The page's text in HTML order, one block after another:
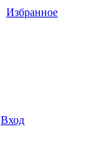
Избранное
Вход